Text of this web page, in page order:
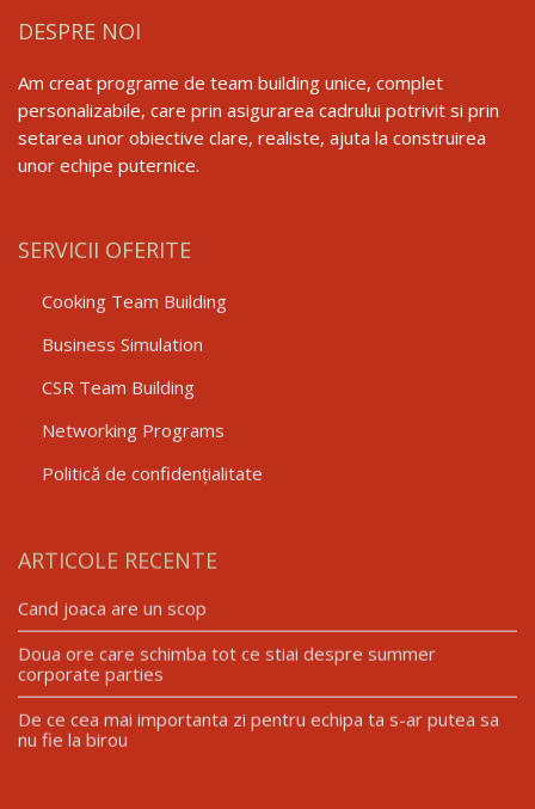
DESPRE NOI
Am creat programe de team building unice, complet
personalizabile, care prin asigurarea cadrului potrivit si prin
setarea unor obiective clare, realiste, ajuta la construirea
unor echipe puternice.
SERVICII OFERITE
Cooking Team Building
Business Simulation
CSR Team Building
Networking Programs
Politică de confidențialitate
ARTICOLE RECENTE
Cand joaca are un scop
Doua ore care schimba tot ce stiai despre summer
corporate parties
De ce cea mai importanta zi pentru echipa ta s-ar putea sa
nu fie la birou